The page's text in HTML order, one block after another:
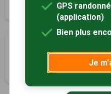
5.3 km Tracé
Ounans, Jura (39)
11.5 km Tracé
GPS
(application)
Bien plus
Je